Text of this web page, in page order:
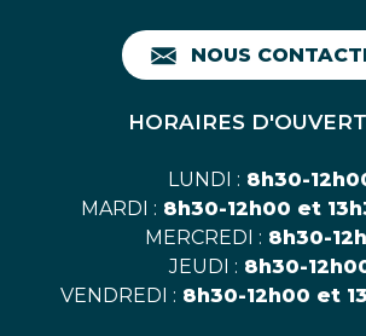
NOUS
HORAIRES
LUNDI : 8h30-
MARDI : 8h30-12h00 et
MERCREDI : 8h30-
JEUDI : 8h30-
VENDREDI : 8h30-12h00 et